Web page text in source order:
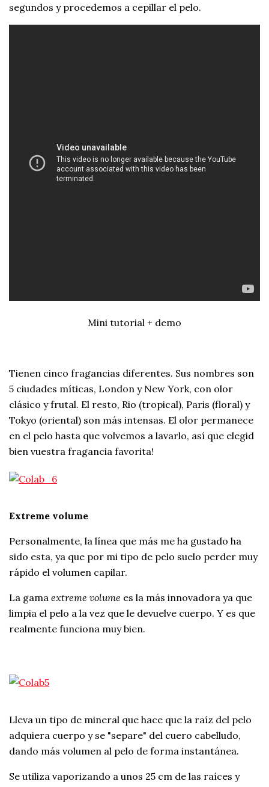
segundos y procedemos a cepillar el pelo.
Mini tutorial + demo
Tienen cinco fragancias diferentes. Sus nombres son
5 ciudades míticas, London y New York, con olor
clásico y frutal. El resto, Rio (tropical), Paris (floral) y
Tokyo (oriental) son más intensas. El olor permanece
en el pelo hasta que volvemos a lavarlo, así que elegid
bien vuestra fragancia favorita!
Extreme volume
Personalmente, la línea que más me ha gustado ha
sido esta, ya que por mi tipo de pelo suelo perder muy
rápido el volumen capilar.
La gama extreme volume es la más innovadora ya que
limpia el pelo a la vez que le devuelve cuerpo. Y es que
realmente funciona muy bien.
Lleva un tipo de mineral que hace que la raíz del pelo
adquiera cuerpo y se "separe" del cuero cabelludo,
dando más volumen al pelo de forma instantánea.
Se utiliza vaporizando a unos 25 cm de las raíces y